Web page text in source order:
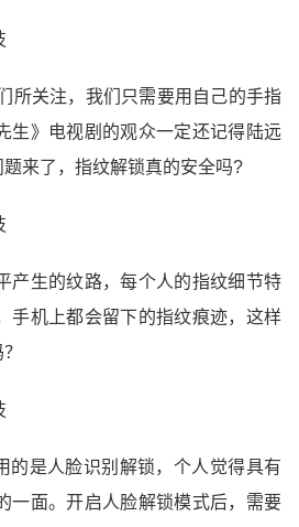
所关注，我们只需要用自己的手指
生》电视剧的观众一定还记得陆远
来了，指纹解锁真的安全吗?
产生的纹路，每个人的指纹细节特
手机上都会留下的指纹痕迹，这样
的是人脸识别解锁，个人觉得具有
一面。开启人脸解锁模式后，需要